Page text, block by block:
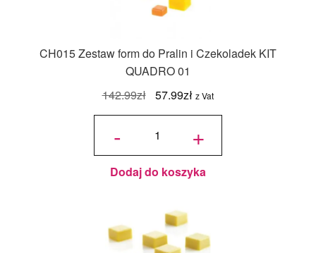
CH015 Zestaw form do Pralin i Czekoladek KIT
QUADRO 01
142.99zł Pierwotna
cena
wynosiła:
57.99złAktualna
cena
57.99zł.
z Vat
-
ilość
form do
Pralin i
Czekoladek
KIT
QUADRO
+
Dodaj do koszyka